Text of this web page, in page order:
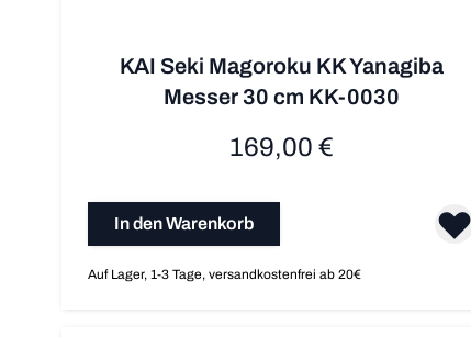
KAI Seki Magoroku KK Yanagiba
Messer 30 cm KK-0030
169,00 €
In den Warenkorb
Auf Lager, 1-3 Tage, versandkostenfrei ab 20€